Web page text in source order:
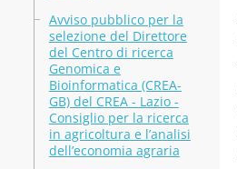
Avviso pubblico per la
selezione del Direttore
del Centro di ricerca
Genomica e
Bioinformatica (CREA-
GB) del CREA - Lazio -
Consiglio per la ricerca
in agricoltura e l’analisi
dell’economia agraria